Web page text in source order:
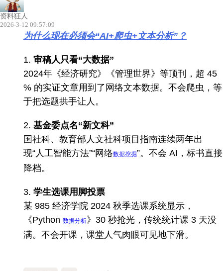
资料狂人
2026-3-12 09:57:09
为什么现在必须会“AI+爬虫+文本分析”？
1. 审稿人只看“大数据”
2024年《经济研究》《管理世界》等顶刊，超 45
% 的实证文章用到了网络文本数据。不会爬虫，等
于把选题拱手让人。
2. 基金委点名“新文科”
国社科、教育部人文社科项目指南连续两年出
现“人工智能方法”“网络数据挖掘”。不会 AI，标书直接
降档。
3. 学生选课用脚投票
某 985 经济学院 2024 秋季选课系统显示，
《Python 数据分析》30 秒抢光，传统统计课 3 天没
满。不会开课，课堂人气肉眼可见地下滑。